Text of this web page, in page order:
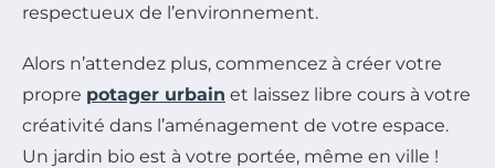
respectueux de l’environnement.
Alors n’attendez plus, commencez à créer votre
propre potager urbain et laissez libre cours à votre
créativité dans l’aménagement de votre espace.
Un jardin bio est à votre portée, même en ville !